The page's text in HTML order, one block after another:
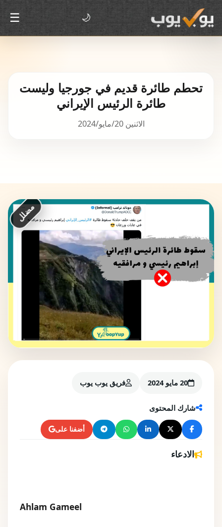
🌙
☰
تحطم طائرة قديم في جورجيا وليست
طائرة الرئيس الإيراني
الاثنين 20/مايو/2024
مضلل
20 مايو 2024 فريق يوب يوب
شارك المحتوى
أضفنا على
الادعاء
Ahlam Gameel